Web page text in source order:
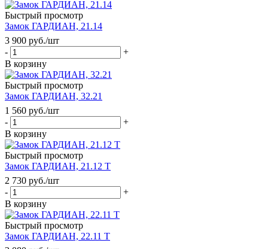
Быстрый просмотр
Замок ГАРДИАН, 21.14
3 900 руб./шт
-
+
В корзину
Быстрый просмотр
Замок ГАРДИАН, 32.21
1 560 руб./шт
-
+
В корзину
Быстрый просмотр
Замок ГАРДИАН, 21.12 Т
2 730 руб./шт
-
+
В корзину
Быстрый просмотр
Замок ГАРДИАН, 22.11 Т